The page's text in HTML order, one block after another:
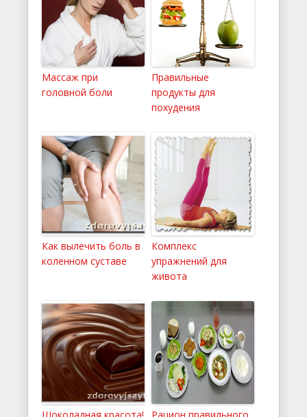
Массаж при
головной боли
Правильные
продукты для
похудения
Как вылечить боль в
коленном суставе
Комплекс
упражнений для
живота